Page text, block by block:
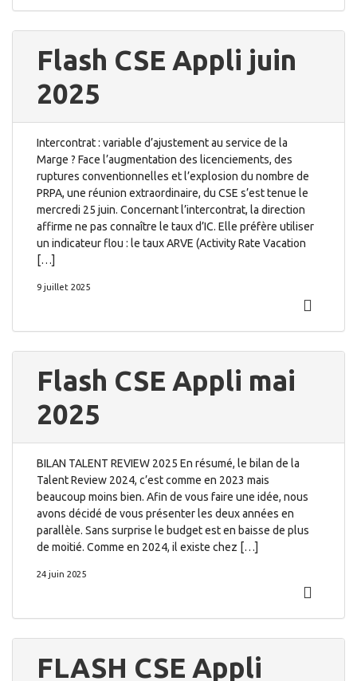
Flash CSE Appli juin
2025
Intercontrat : variable d’ajustement au service de la
Marge ? Face l’augmentation des licenciements, des
ruptures conventionnelles et l’explosion du nombre de
PRPA, une réunion extraordinaire, du CSE s’est tenue le
mercredi 25 juin. Concernant l’intercontrat, la direction
affirme ne pas connaître le taux d’IC. Elle préfère utiliser
un indicateur flou : le taux ARVE (Activity Rate Vacation
[…]
9 juillet 2025
Flash CSE Appli mai
2025
BILAN TALENT REVIEW 2025 En résumé, le bilan de la
Talent Review 2024, c’est comme en 2023 mais
beaucoup moins bien. Afin de vous faire une idée, nous
avons décidé de vous présenter les deux années en
parallèle. Sans surprise le budget est en baisse de plus
de moitié. Comme en 2024, il existe chez […]
24 juin 2025
FLASH CSE Appli